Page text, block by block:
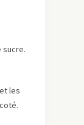
sucre.
les